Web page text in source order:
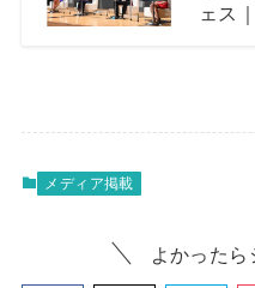
ェス
メディア掲載
よかったら